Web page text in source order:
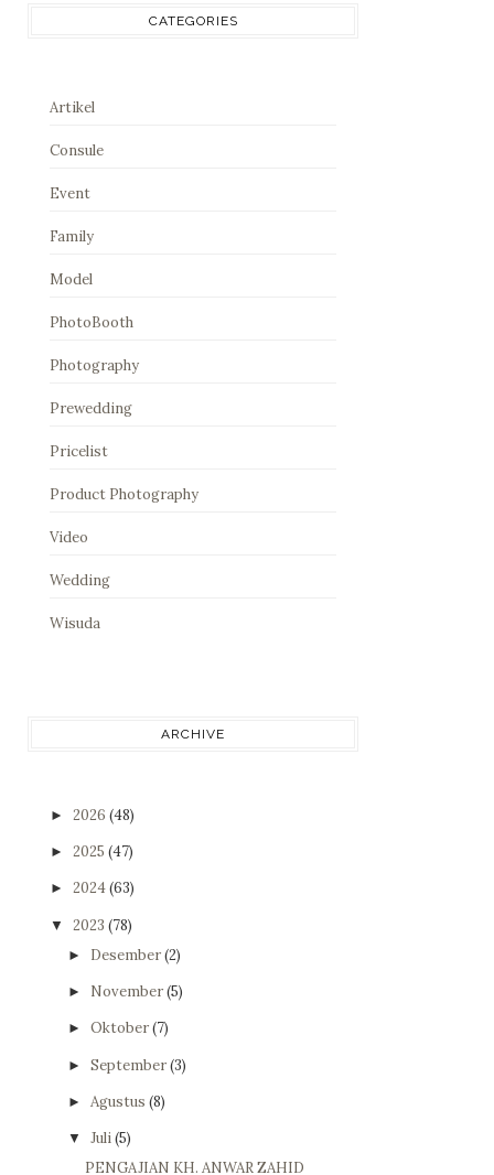
CATEGORIES
Artikel
Consule
Event
Family
Model
PhotoBooth
Photography
Prewedding
Pricelist
Product Photography
Video
Wedding
Wisuda
ARCHIVE
► 2026 (48)
► 2025 (47)
► 2024(63)
▼ 2023 (78)
► Desember(2)
► November(5)
► Oktober(7)
► September(3)
► Agustus (8)
▼ Juli(5)
PENGAJIAN KH. ANWAR ZAHID